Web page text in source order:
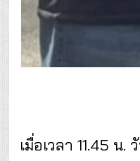
เมื่อเวลา 11.45